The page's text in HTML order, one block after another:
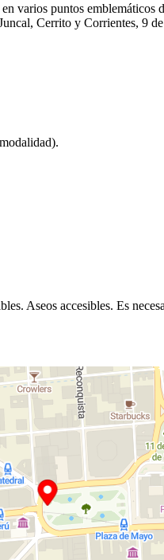
varios puntos
Cerrito y Corrientes, 9
Aseos accesibles. Es